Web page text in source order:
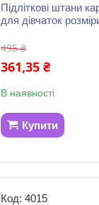
Підліткові штани
для дівчаток
495 ₴
361,35 ₴
В наявності
Купити
4015